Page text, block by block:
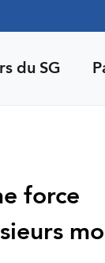
du SG
force